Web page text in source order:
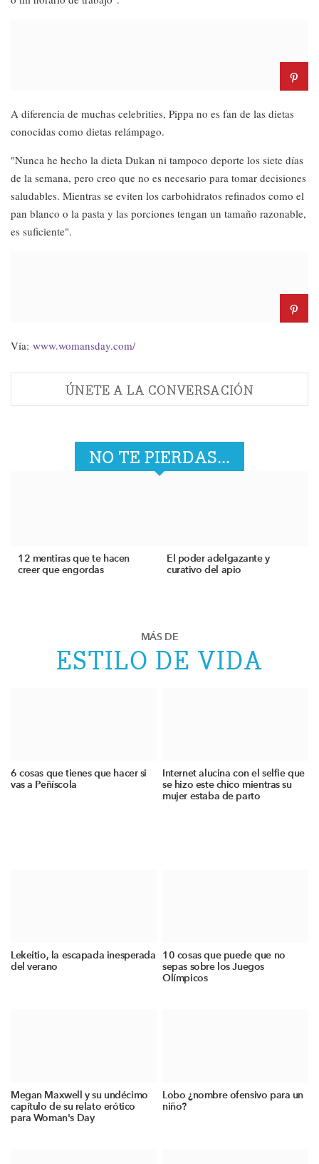
A diferencia de muchas celebrities, Pippa no es fan de las dietas
conocidas como dietas relámpago.
"Nunca he hecho la dieta Dukan ni tampoco deporte los siete días
de la semana, pero creo que no es necesario para tomar decisiones
saludables. Mientras se eviten los carbohidratos refinados como el
pan blanco o la pasta y las porciones tengan un tamaño razonable,
es suficiente".
Vía: www.womansday.com/
ÚNETE A LA CONVERSACIÓN
NO TE PIERDAS...
12 mentiras que te hacen
creer que engordas
El poder adelgazante y
curativo del apio
MÁS DE
ESTILO DE VIDA
6 cosas que tienes que hacer si
vas a Peñíscola
Internet alucina con el selfie que
se hizo este chico mientras su
mujer estaba de parto
Lekeitio, la escapada inesperada
del verano
10 cosas que puede que no
sepas sobre los Juegos
Olímpicos
Megan Maxwell y su undécimo
capítulo de su relato erótico
para Woman's Day
Lobo ¿nombre ofensivo para un
niño?